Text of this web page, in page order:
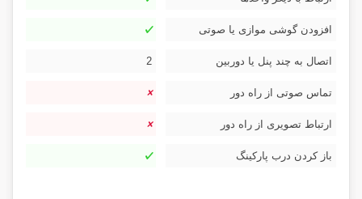
افزودن گوشی موازی یا صوتی
اتصال به چند پنل یا دوربین 2
تماس صوتی از راه دور
ارتباط تصویری از راه دور
باز کردن درب پارکینگ